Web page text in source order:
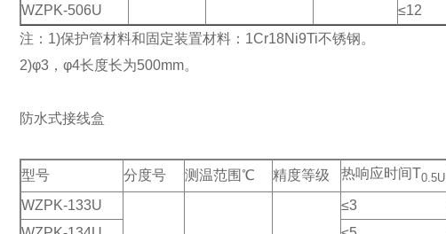
WZPK-506U
≤12
注：1)保护管材料和固定装置材料：1Cr18Ni9Ti不锈钢。
2)φ3，φ4长度长为500mm。
防水式接线盒
型号 分度号 测温范围℃ 精度等级 热响应时间T0.5U
WZPK-133U
≤3